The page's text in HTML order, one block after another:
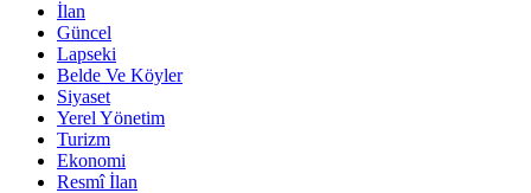
İlan
Güncel
Lapseki
Belde Ve Köyler
Siyaset
Yerel Yönetim
Turizm
Ekonomi
Resmî İlan